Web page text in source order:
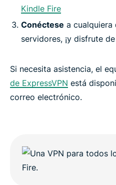
Kindle Fire
Conéctese a cualquiera
servidores, ¡y disfrute
Si necesita asistencia, el
de ExpressVPN está
correo electrónico.